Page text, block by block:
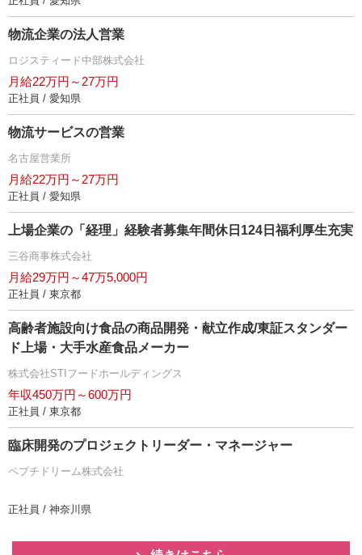
物流企業の法人営業
ロジスティード中部株式会社
月給22万円～27万円
正社員 / 愛知県
物流サービスの営業
名古屋営業所
月給22万円～27万円
正社員 / 愛知県
上場企業の「経理」経験者募集年間休日124日福利厚生充実
三谷商事株式会社
月給29万円～47万5,000円
正社員 / 東京都
高齢者施設向け食品の商品開発・献立作成/東証スタンダー
ド上場・大手水産食品メーカー
株式会社STIフードホールディングス
年収450万円～600万円
正社員 / 東京都
臨床開発のプロジェクトリーダー・マネージャー
ペプチドリーム株式会社
正社員 / 神奈川県